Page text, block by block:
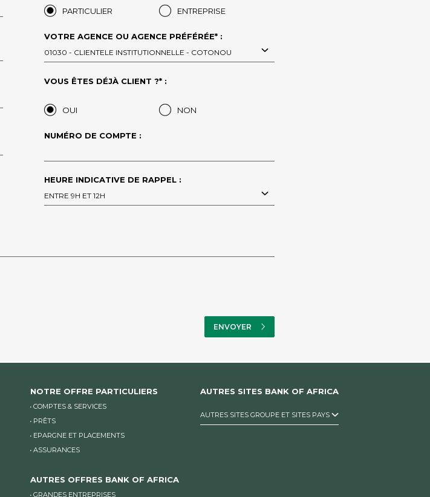
PARTICULIER ENTREPRISE
VOTRE AGENCE OU AGENCE PRÉFÉRÉE* :
01030 - CLIENTELE INSTITUTIONNELLE - COTONOU
VOUS ÊTES DÉJÀ CLIENT ?* :
OUI NON
NUMÉRO DE COMPTE :
HEURE INDICATIVE DE RAPPEL :
ENTRE 9H ET 12H
NOTRE OFFRE PARTICULIERS
COMPTES & SERVICES
PRÊTS
EPARGNE ET PLACEMENTS
ASSURANCES
AUTRES OFFRES BANK OF AFRICA
GRANDES ENTREPRISES
AUTRES SITES BANK OF AFRICA
AUTRES SITES GROUPE ET SITES PAYS